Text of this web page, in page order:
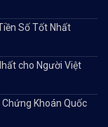
Số Tốt Nhất
cho Người Việt
Khoán Quốc